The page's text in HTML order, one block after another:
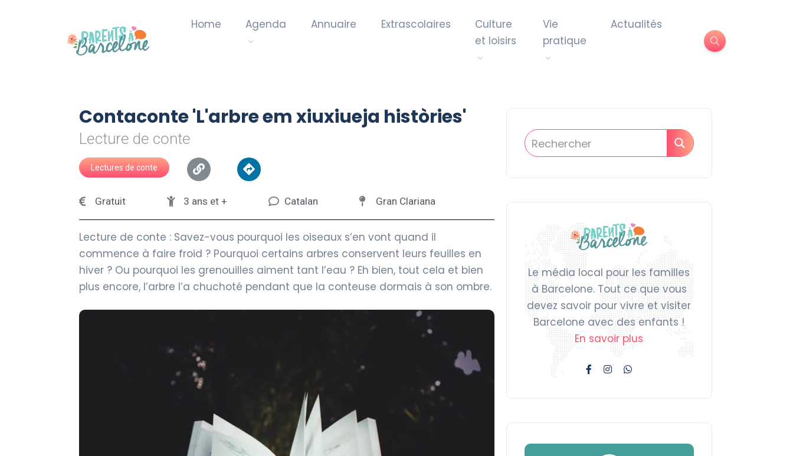
Home Agenda Annuaire Extrascolaires
Culture
et loisirs
Vie
pratique
Actualités
Contaconte 'L'arbre em xiuxiueja històries'
Lecture de conte
Lectures de conte
Gratuit 3 ans et + Catalan Gran Clariana
Lecture de conte : Savez-vous pourquoi les oiseaux s’en vont quand il
commence à faire froid ? Pourquoi certains arbres conservent leurs feuilles en
hiver ? Ou pourquoi les grenouilles aiment tant l’eau ? Eh bien, tout cela et bien
plus encore, l’arbre l’a chuchoté pendant que la conteuse dormais à son ombre.
Le média local pour les familles
à Barcelone. Tout ce que vous
devez savoir pour vivre et visiter
Barcelone avec des enfants !
En savoir plus